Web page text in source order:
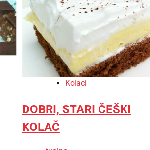
Kolaci
DOBRI, STARI ČEŠKI
KOLAČ